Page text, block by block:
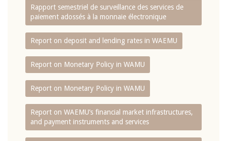
Rapport semestriel de surveillance des services de
paiement adossés à la monnaie électronique
Report on deposit and lending rates in WAEMU
Report on Monetary Policy in WAMU
Report on Monetary Policy in WAMU
Report on WAEMU’s financial market infrastructures,
and payment instruments and services